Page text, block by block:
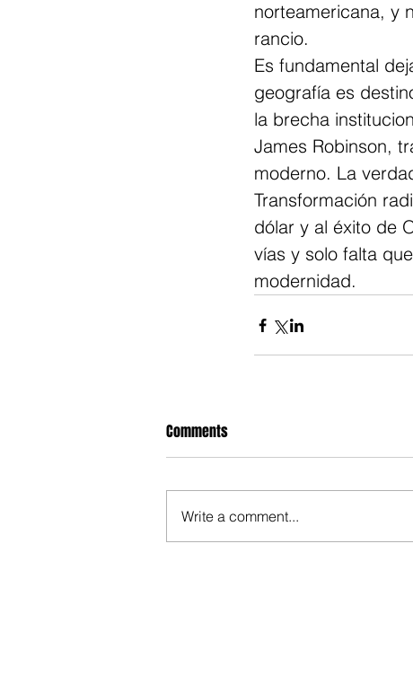
norteamericana, y
rancio.
Es fundamental
geografía es
la brecha
James Robinson,
moderno. La
Transformación
dólar y al éxito de
vías y solo falta
modernidad.
Comments
Write a comment...